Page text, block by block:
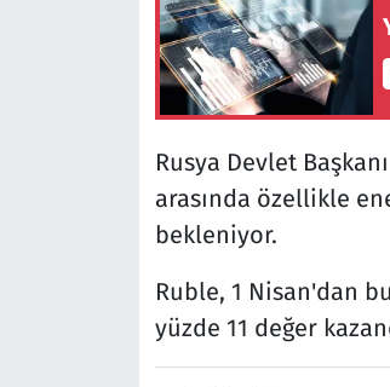
Rusya Devlet
arasında özellikle
bekleniyor.
Ruble, 1 Nisan'dan
yüzde 11 değer